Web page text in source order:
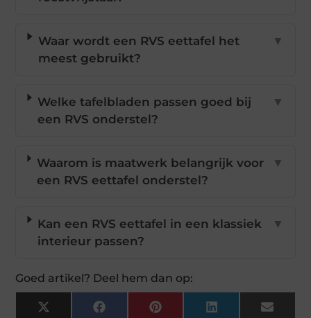
Waar wordt een RVS eettafel het
meest gebruikt?
▼
Welke tafelbladen passen goed bij
een RVS onderstel?
▼
Waarom is maatwerk belangrijk voor
een RVS eettafel onderstel?
▼
Kan een RVS eettafel in een klassiek
interieur passen?
▼
Goed artikel? Deel hem dan op:
X
FacebookPinterestLinkedInEmail